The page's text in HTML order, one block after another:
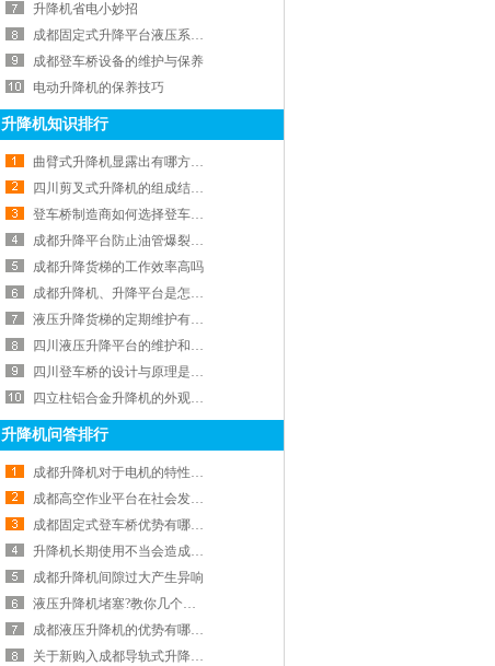
升降机省电小妙招
成都固定式升降平台液压系统维护技巧有哪些？
成都登车桥设备的维护与保养
电动升降机的保养技巧
升降机知识排行
曲臂式升降机显露出有哪方面优势？
四川剪叉式升降机的组成结构特点
登车桥制造商如何选择登车桥材料
成都升降平台防止油管爆裂常识
成都升降货梯的工作效率高吗
成都升降机、升降平台是怎样保养的
液压升降货梯的定期维护有哪些方面
四川液压升降平台的维护和保养注意事项
四川登车桥的设计与原理是什么？
四立柱铝合金升降机的外观怎么样
升降机问答排行
成都升降机对于电机的特性要求
成都高空作业平台在社会发展中的5大优势
成都固定式登车桥优势有哪些？
升降机长期使用不当会造成什么后果
成都升降机间隙过大产生异响
液压升降机堵塞?教你几个解决方法!
成都液压升降机的优势有哪些？
关于新购入成都导轨式升降平台磨合期注意事项